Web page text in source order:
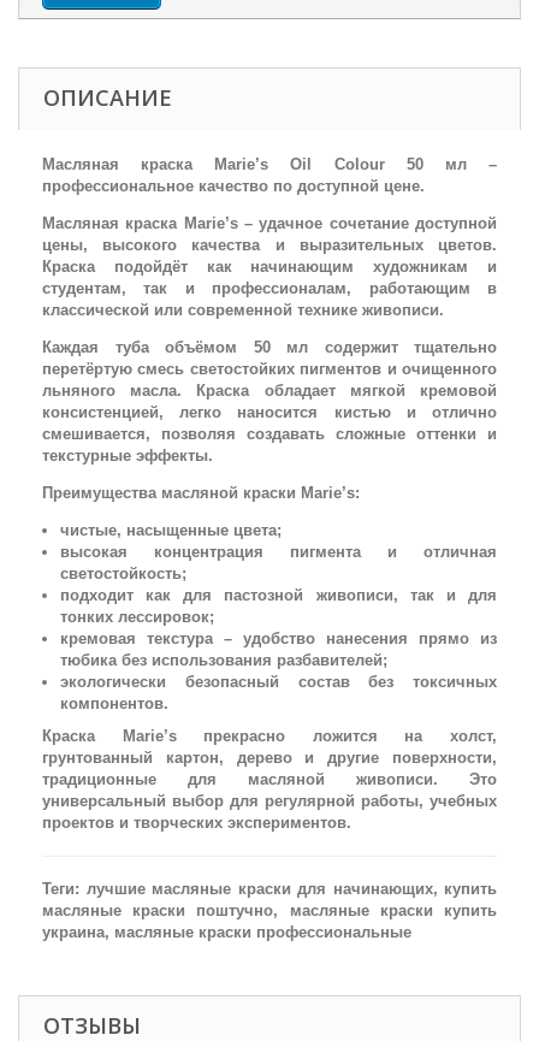
ОПИСАНИЕ
Масляная краска Marie’s Oil Colour 50 мл –
профессиональное качество по доступной цене.
Масляная краска Marie’s – удачное сочетание доступной
цены, высокого качества и выразительных цветов.
Краска подойдёт как начинающим художникам и
студентам, так и профессионалам, работающим в
классической или современной технике живописи.
Каждая туба объёмом 50 мл содержит тщательно
перетёртую смесь светостойких пигментов и очищенного
льняного масла. Краска обладает мягкой кремовой
консистенцией, легко наносится кистью и отлично
смешивается, позволяя создавать сложные оттенки и
текстурные эффекты.
Преимущества масляной краски Marie’s:
чистые, насыщенные цвета;
высокая концентрация пигмента и отличная
светостойкость;
подходит как для пастозной живописи, так и для
тонких лессировок;
кремовая текстура – удобство нанесения прямо из
тюбика без использования разбавителей;
экологически безопасный состав без токсичных
компонентов.
Краска Marie’s прекрасно ложится на холст,
грунтованный картон, дерево и другие поверхности,
традиционные для масляной живописи. Это
универсальный выбор для регулярной работы, учебных
проектов и творческих экспериментов.
Теги: лучшие масляные краски для начинающих, купить
масляные краски поштучно, масляные краски купить
украина, масляные краски профессиональные
ОТЗЫВЫ